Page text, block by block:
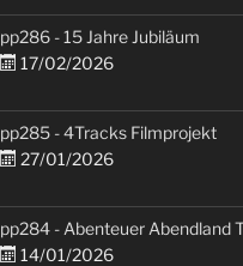
pp286 - 15 Jahre Jubiläum
17/02/2026
pp285 - 4Tracks Filmprojekt
27/01/2026
pp284 - Abenteuer Abendland
14/01/2026